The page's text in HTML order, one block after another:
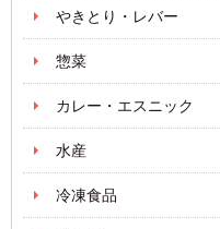
やきとり・レバー
惣菜
カレー・エスニック
水産
冷凍食品